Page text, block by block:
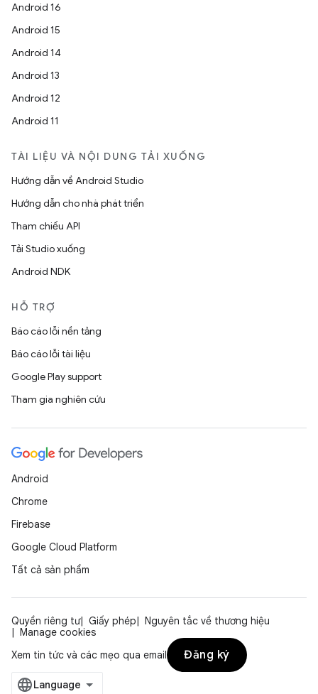
Android 16
Android 15
Android 14
Android 13
Android 12
Android 11
TÀI LIỆU VÀ NỘI DUNG TẢI XUỐNG
Hướng dẫn về Android Studio
Hướng dẫn cho nhà phát triển
Tham chiếu API
Tải Studio xuống
Android NDK
HỖ TRỢ
Báo cáo lỗi nền tảng
Báo cáo lỗi tài liệu
Google Play support
Tham gia nghiên cứu
Android
Chrome
Firebase
Google Cloud Platform
Tất cả sản phẩm
Quyền riêng tư Giấy phép
Nguyên tắc về thương hiệu
Manage cookies
Xem tin tức và các mẹo qua email
Đăng ký